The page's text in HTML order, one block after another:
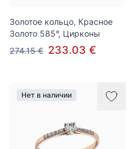
Золотое кольцо, Красное
Золото 585°, Цирконы
274.15 € 233.03 €
Нет в наличии